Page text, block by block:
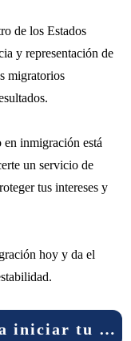
de los Estados
y representación de
migratorios
en inmigración está
un servicio de
tus intereses y
hoy y da el
Llámanos para iniciar tu caso